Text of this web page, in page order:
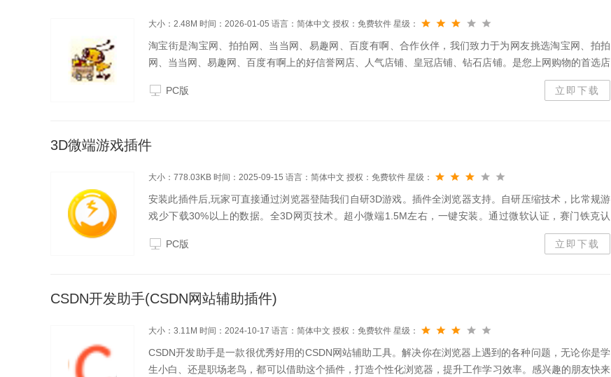
大小：2.48M 时间：2026-01-05 语言：简体中文 授权：免费软件 星级：
淘宝街是淘宝网、拍拍网、当当网、易趣网、百度有啊、合作伙伴，我们致力于为网友挑选淘宝网、拍拍
网、当当网、易趣网、百度有啊上的好信誉网店、人气店铺、皇冠店铺、钻石店铺。是您上网购物的首选店
PC版
立即下载
3D微端游戏插件
大小：778.03KB 时间：2025-09-15 语言：简体中文 授权：免费软件 星级：
安装此插件后,玩家可直接通过浏览器登陆我们自研3D游戏。插件全浏览器支持。自研压缩技术，比常规游
戏少下载30%以上的数据。全3D网页技术。超小微端1.5M左右，一键安装。通过微软认证，赛门铁克认
证，插件和微端绝对安全。同屏支持百人竞技PK。同服支持3千人在线。极致的画面效果CG、动态可破坏
场景。PC版 立即下载
CSDN开发助手(CSDN网站辅助插件)
大小：3.11M 时间：2024-10-17 语言：简体中文 授权：免费软件 星级：
CSDN开发助手是一款很优秀好用的CSDN网站辅助工具。解决你在浏览器上遇到的各种问题，无论你是学
生小白、还是职场老鸟，都可以借助这个插件，打造个性化浏览器，提升工作学习效率。感兴趣的朋友快来